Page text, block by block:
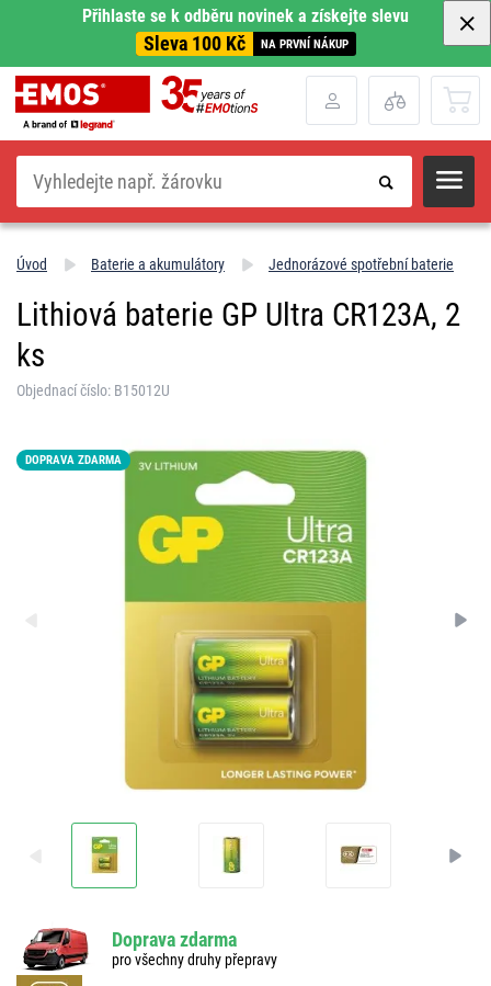
Přihlaste se k odběru novinek a získejte slevu
Sleva 100 Kč NA PRVNÍ NÁKUP
Hledat
Úvod Baterie a akumulátory Jednorázové spotřební baterie
Lithiová baterie GP Ultra CR123A, 2
ks
Objednací číslo: B15012U
DOPRAVA ZDARMA
Doprava zdarma
pro všechny druhy přepravy